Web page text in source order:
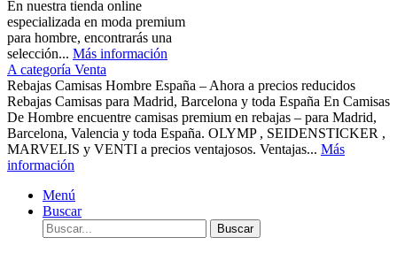
En nuestra tienda online
especializada en moda premium
para hombre, encontrarás una
selección... Más información
A categoría Venta
Rebajas Camisas Hombre España – Ahora a precios reducidos
Rebajas Camisas para Madrid, Barcelona y toda España En Camisas
De Hombre encuentre camisas premium en rebajas – para Madrid,
Barcelona, Valencia y toda España. OLYMP , SEIDENSTICKER ,
MARVELIS y VENTI a precios ventajosos. Ventajas... Más
información
Menú
Buscar
Buscar